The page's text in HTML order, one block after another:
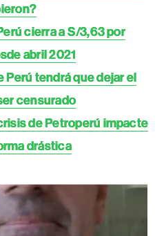
cierra a S/3,63 por
abril 2021
Perú tendrá que dejar el
censurado
de Petroperú impacte
drástica